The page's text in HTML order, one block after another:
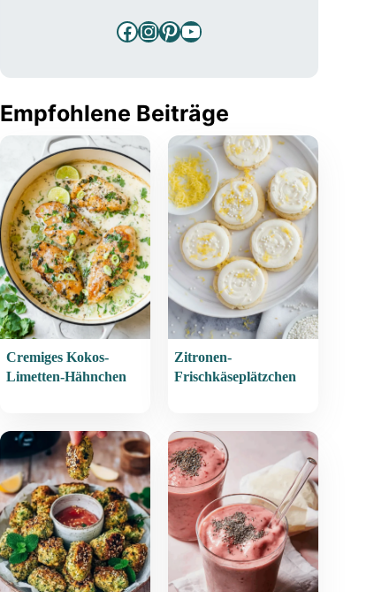
Facebook
Instagram
Pinterest
YouTube
Empfohlene Beiträge
Cremiges Kokos-
Limetten-Hähnchen
Zitronen-
Frischkäseplätzchen